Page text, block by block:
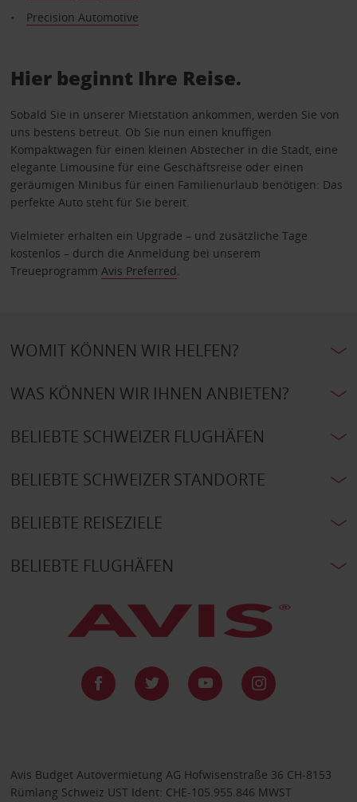
Precision Automotive
Hier beginnt Ihre Reise.
Sobald Sie in unserer Mietstation ankommen, werden Sie von
uns bestens betreut. Ob Sie nun einen knuffigen
Kompaktwagen für einen kleinen Abstecher in die Stadt, eine
elegante Limousine für eine Geschäftsreise oder einen
geräumigen Minibus für einen Familienurlaub benötigen: Das
perfekte Auto steht für Sie bereit.
Vielmieter erhalten ein Upgrade – und zusätzliche Tage
kostenlos – durch die Anmeldung bei unserem
Treueprogramm Avis Preferred
WOMIT KÖNNEN WIR HELFEN?
WAS KÖNNEN WIR IHNEN ANBIETEN?
BELIEBTE SCHWEIZER FLUGHÄFEN
BELIEBTE SCHWEIZER STANDORTE
BELIEBTE REISEZIELE
BELIEBTE FLUGHÄFEN
Avis Budget Autovermietung AG Hofwisenstraße 36 CH-8153
Rümlang Schweiz UST Ident: CHE-105.955.846 MWST